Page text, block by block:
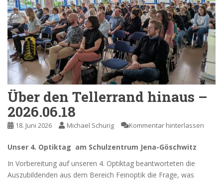
Über den Tellerrand hinaus –
2026.06.18
18. Juni 2026 Michael Schurig Kommentar hinterlassen
Unser 4. Optiktag am Schulzentrum Jena-Göschwitz
In Vorbereitung auf unseren 4. Optiktag beantworteten die
Auszubildenden aus dem Bereich Feinoptik die Frage, was